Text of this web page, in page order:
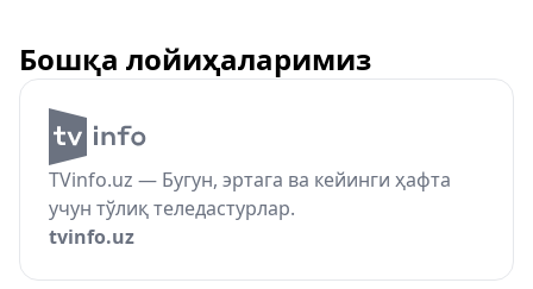
Бошқа лойиҳаларимиз
TVinfo.uz — Бугун, эртага ва кейинги ҳафта
учун тўлиқ теледастурлар.
tvinfo.uz